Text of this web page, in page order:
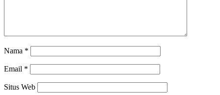
Nama *
Email *
Situs Web